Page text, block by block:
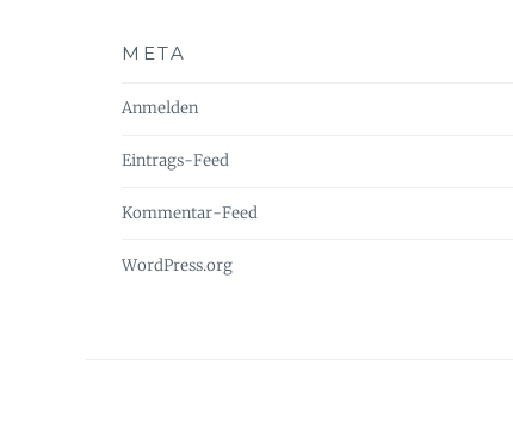
META
Anmelden
Eintrags-Feed
Kommentar-Feed
WordPress.org